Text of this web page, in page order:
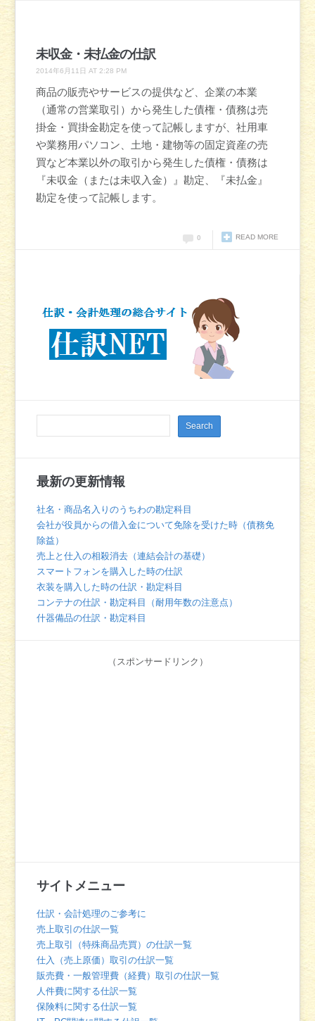
未収金・未払金の仕訳
2014年6月11日 AT 2:28 PM
商品の販売やサービスの提供など、企業の本業
（通常の営業取引）から発生した債権・債務は売
掛金・買掛金勘定を使って記帳しますが、社用車
や業務用パソコン、土地・建物等の固定資産の売
買など本業以外の取引から発生した債権・債務は
『未収金（または未収入金）』勘定、『未払金』
勘定を使って記帳します。
READ MORE
0
最新の更新情報
社名・商品名入りのうちわの勘定科目
会社が役員からの借入金について免除を受けた時（債務免
除益）
売上と仕入の相殺消去（連結会計の基礎）
スマートフォンを購入した時の仕訳
衣装を購入した時の仕訳・勘定科目
コンテナの仕訳・勘定科目（耐用年数の注意点）
什器備品の仕訳・勘定科目
（スポンサードリンク）
サイトメニュー
仕訳・会計処理のご参考に
売上取引の仕訳一覧
売上取引（特殊商品売買）の仕訳一覧
仕入（売上原価）取引の仕訳一覧
販売費・一般管理費（経費）取引の仕訳一覧
人件費に関する仕訳一覧
保険料に関する仕訳一覧